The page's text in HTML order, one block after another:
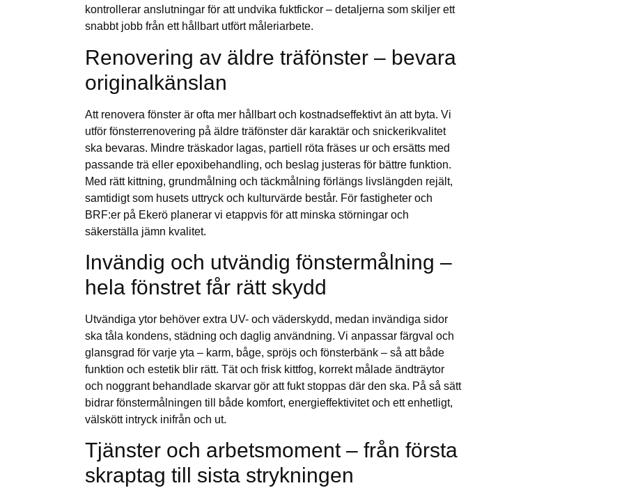
kontrollerar anslutningar för att undvika fuktfickor – detaljerna som skiljer ett
snabbt jobb från ett hållbart utfört måleriarbete.
Renovering av äldre träfönster – bevara
originalkänslan
Att renovera fönster är ofta mer hållbart och kostnadseffektivt än att byta. Vi
utför fönsterrenovering på äldre träfönster där karaktär och snickerikvalitet
ska bevaras. Mindre träskador lagas, partiell röta fräses ur och ersätts med
passande trä eller epoxibehandling, och beslag justeras för bättre funktion.
Med rätt kittning, grundmålning och täckmålning förlängs livslängden rejält,
samtidigt som husets uttryck och kulturvärde består. För fastigheter och
BRF:er på Ekerö planerar vi etappvis för att minska störningar och
säkerställa jämn kvalitet.
Invändig och utvändig fönstermålning –
hela fönstret får rätt skydd
Utvändiga ytor behöver extra UV- och väderskydd, medan invändiga sidor
ska tåla kondens, städning och daglig användning. Vi anpassar färgval och
glansgrad för varje yta – karm, båge, spröjs och fönsterbänk – så att både
funktion och estetik blir rätt. Tät och frisk kittfog, korrekt målade ändträytor
och noggrant behandlade skarvar gör att fukt stoppas där den ska. På så sätt
bidrar fönstermålningen till både komfort, energieffektivitet och ett enhetligt,
välskött intryck inifrån och ut.
Tjänster och arbetsmoment – från första
skraptag till sista strykningen